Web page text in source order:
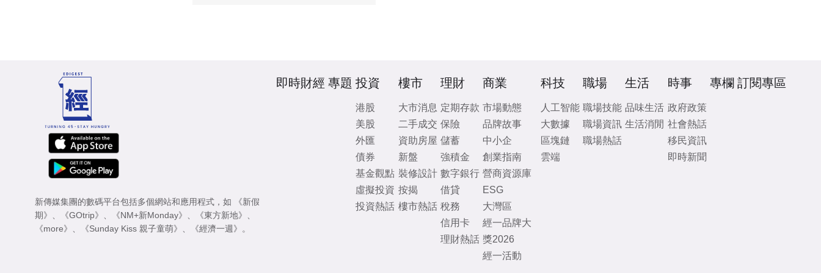
新傳媒集團的數碼平台包括多個網站和應用程式，如
《新假
期》 、 《GOtrip》 、 《NM+新Monday》 、 《東方新地》 、
《more》 、 《Sunday Kiss 親子童萌》 、 《經濟一週》 。
即時財經 專題 投資
港股
美股
外匯
債券
基金觀點
虛擬投資
投資熱話
樓市
大市消息
二手成交
資助房屋
新盤
裝修設計
按揭
樓市熱話
理財
定期存款
保險
儲蓄
強積金
數字銀行
借貸
稅務
信用卡
理財熱話
商業
市場動態
品牌故事
中小企
創業指南
營商資源庫
ESG
大灣區
經一品牌大
獎2026
經一活動
科技
人工智能
大數據
區塊鏈
雲端
職場
職場技能
職場資訊
職場熱話
生活
品味生活
生活消閒
時事
政府政策
社會熱話
移民資訊
即時新聞
專欄 訂閱專區